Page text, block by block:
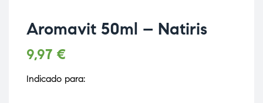
Aromavit 50ml – Natiris
9,97 €
Indicado para: